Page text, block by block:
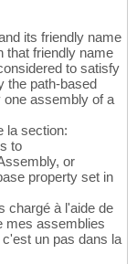
its friendly name
that friendly name
to satisfy
the path-based
one assembly of a
la section:
to
or
property set in
chargé à l'aide de
mes assemblies
un pas dans la